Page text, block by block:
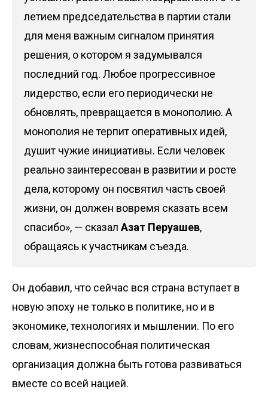
летием председательства в партии стали
для меня важным сигналом принятия
решения, о котором я задумывался
последний год. Любое прогрессивное
лидерство, если его периодически не
обновлять, превращается в монополию. А
монополия не терпит оперативных идей,
душит чужие инициативы. Если человек
реально заинтересован в развитии и росте
дела, которому он посвятил часть своей
жизни, он должен вовремя сказать всем
спасибо», — сказал Азат Перуашев,
обращаясь к участникам съезда.
Он добавил, что сейчас вся страна вступает в
новую эпоху не только в политике, но и в
экономике, технологиях и мышлении. По его
словам, жизнеспособная политическая
организация должна быть готова развиваться
вместе со всей нацией.